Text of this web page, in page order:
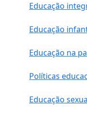
Educação
Educação
Educação na
Políticas
Educação